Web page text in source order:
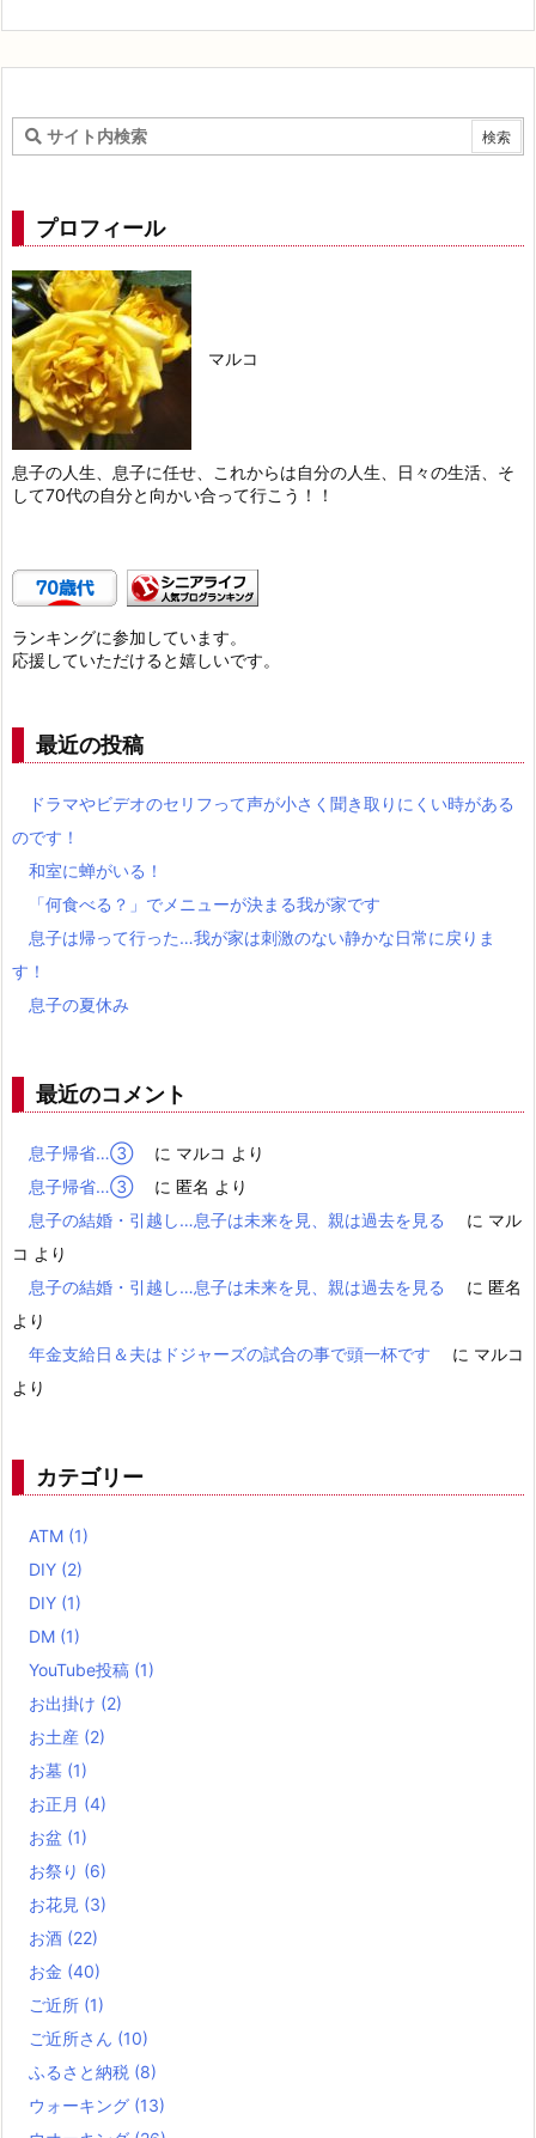
プロフィール
マルコ
息子の人生、息子に任せ、これからは自分の人生、日々の生活、そ
して70代の自分と向かい合って行こう！！
ランキングに参加しています。
応援していただけると嬉しいです。
最近の投稿
ドラマやビデオのセリフって声が小さく聞き取りにくい時がある
のです！
和室に蝉がいる！
「何食べる？」でメニューが決まる我が家です
息子は帰って行った…我が家は刺激のない静かな日常に戻りま
す！
息子の夏休み
最近のコメント
息子帰省…③ に マルコ より
息子帰省…③
に 匿名 より
息子の結婚・引越し…息子は未来を見、親は過去を見る
に マル
コ より
息子の結婚・引越し…息子は未来を見、親は過去を見る
に 匿名
より
年金支給日＆夫はドジャーズの試合の事で頭一杯です
に マルコ
より
カテゴリー
ATM (1)
DIY (2)
DIY (1)
DM (1)
YouTube投稿 (1)
お出掛け (2)
お土産 (2)
お墓 (1)
お正月 (4)
お盆 (1)
お祭り (6)
お花見 (3)
お酒 (22)
お金 (40)
ご近所 (1)
ご近所さん (10)
ふるさと納税 (8)
ウォーキング (13)